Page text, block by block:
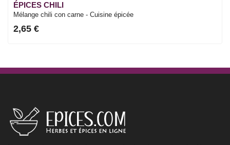
ÉPICES CHILI
Mélange chili con carne - Cuisine épicée
2,65 €